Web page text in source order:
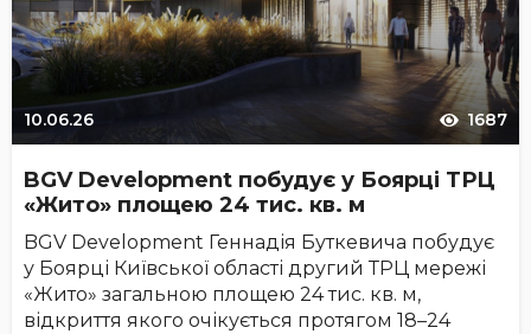
10.06.26 1687
BGV Development побудує у Боярці ТРЦ
«Жито» площею 24 тис. кв. м
BGV Development Геннадія Буткевича побудує
у Боярці Київської області другий ТРЦ мережі
«Жито» загальною площею 24 тис. кв. м,
відкриття якого очікується протягом 18–24